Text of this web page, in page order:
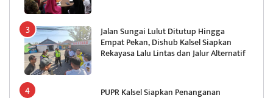
Jalan Sungai Lulut Ditutup Hingga
Empat Pekan, Dishub Kalsel Siapkan
Rekayasa Lalu Lintas dan Jalur Alternatif
PUPR Kalsel Siapkan Penanganan